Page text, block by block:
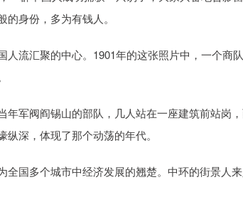
身份，多为有钱人。
人流汇聚的中心。1901年的这张照片中，一个商
年军阀阎锡山的部队，几人站在一座建筑前站岗
深，体现了那个动荡的年代。
全国多个城市中经济发展的翘楚。中环的街景人来